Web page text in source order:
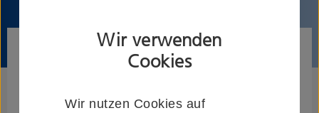
Wir verwenden
Cookies
Wir nutzen Cookies auf